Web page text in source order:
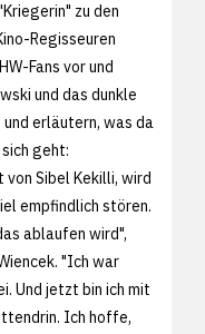
zu den
Regisseuren
Fans vor und
und das dunkle
erläutern, was da
geht:
Sibel Kekilli, wird
empfindlich stören.
ablaufen wird",
"Ich war
Und jetzt bin ich mit
Ich hoffe,